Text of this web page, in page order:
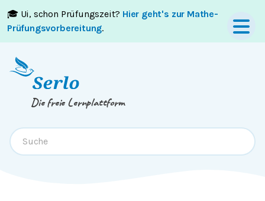
🎓 Ui, schon Prüfungszeit? Hier geht's zur Mathe-
Prüfungsvorbereitung.
Springe zumInhaltoderFooter
Die freie Lernplattform